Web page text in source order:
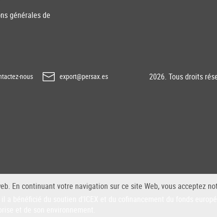
générales de
nous export@persax.es 2026. Tous droits
a bénéficié du soutien d'ICEX et du cofinancement du fonds
et de son environnement.
En continuant votre navigation sur ce site Web, vous acceptez